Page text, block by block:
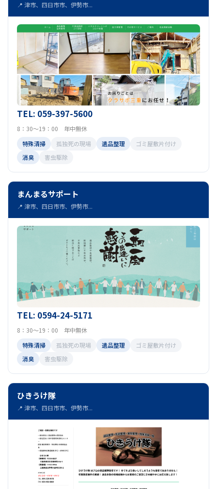
📍 津市、四日市市、伊勢市...
TEL: 059-397-5600
8：30～19：00 年中無休
特殊清掃
孤独死の現場 遺品整理
ゴミ屋敷片付け
消臭
害虫駆除
まんまるサポート
📍 津市、四日市市、伊勢市...
TEL: 0594-24-5171
8：30～19：00 年中無休
特殊清掃
孤独死の現場 遺品整理
ゴミ屋敷片付け
消臭
害虫駆除
ひきうけ隊
📍 津市、四日市市、伊勢市...